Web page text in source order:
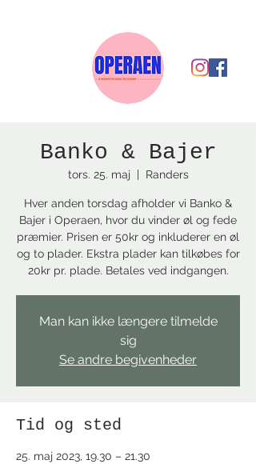
Banko & Bajer
tors. 25. maj
  |
Randers
Hver anden torsdag afholder vi Banko &
Bajer i Operaen, hvor du vinder øl og fede
præmier. Prisen er 50kr og inkluderer en øl
og to plader. Ekstra plader kan tilkøbes for
20kr pr. plade. Betales ved indgangen.
Man kan ikke længere tilmelde
sig
Se andre begivenheder
Tid og sted
25. maj 2023, 19.30 – 21.30